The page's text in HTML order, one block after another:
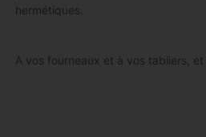
hermétiques.
A vos fourneaux et à vos tabliers, et